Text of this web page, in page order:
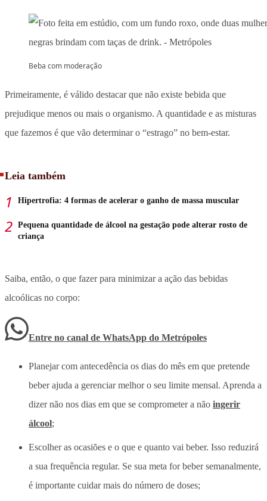
Beba com moderação
Primeiramente, é válido destacar que não existe bebida que
prejudique menos ou mais o organismo. A quantidade e as misturas
que fazemos é que vão determinar o “estrago” no bem-estar.
Leia também
Hipertrofia: 4 formas de acelerar o ganho de massa muscular
Pequena quantidade de álcool na gestação pode alterar rosto de
criança
Saiba, então, o que fazer para minimizar a ação das bebidas
alcoólicas no corpo:
Entre no canal de WhatsApp do Metrópoles
Planejar com antecedência os dias do mês em que pretende
beber ajuda a gerenciar melhor o seu limite mensal. Aprenda a
dizer não nos dias em que se comprometer a não ingerir
álcool;
Escolher as ocasiões e o que e quanto vai beber. Isso reduzirá
a sua frequência regular. Se sua meta for beber semanalmente,
é importante cuidar mais do número de doses;